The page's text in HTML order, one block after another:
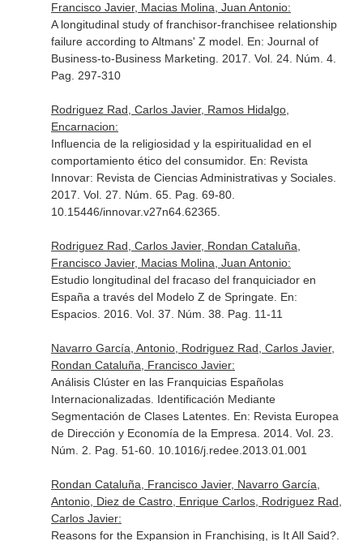
Francisco Javier, Macias Molina, Juan Antonio:
A longitudinal study of franchisor-franchisee relationship
failure according to Altmans' Z model. En: Journal of
Business-to-Business Marketing . 2017. Vol. 24. Núm. 4.
Pag. 297-310
Rodriguez Rad, Carlos Javier, Ramos Hidalgo,
Encarnacion:
Influencia de la religiosidad y la espiritualidad en el
comportamiento ético del consumidor. En: Revista
Innovar: Revista de Ciencias Administrativas y Sociales.
2017. Vol. 27. Núm. 65. Pag. 69-80.
10.15446/innovar.v27n64.62365.
Rodriguez Rad, Carlos Javier, Rondan Cataluña,
Francisco Javier, Macias Molina, Juan Antonio:
Estudio longitudinal del fracaso del franquiciador en
España a través del Modelo Z de Springate. En:
Espacios. 2016. Vol. 37. Núm. 38. Pag. 11-11
Navarro García, Antonio, Rodriguez Rad, Carlos Javier,
Rondan Cataluña, Francisco Javier:
Análisis Clúster en las Franquicias Españolas
Internacionalizadas. Identificación Mediante
Segmentación de Clases Latentes. En: Revista Europea
de Dirección y Economía de la Empresa . 2014. Vol. 23.
Núm. 2. Pag. 51-60. 10.1016/j.redee.2013.01.001
Rondan Cataluña, Francisco Javier, Navarro García,
Antonio, Diez de Castro, Enrique Carlos, Rodriguez Rad,
Carlos Javier:
Reasons for the Expansion in Franchising, is It All Said?.